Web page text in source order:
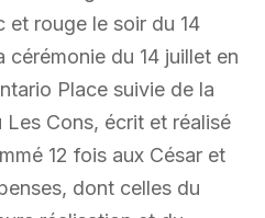
et rouge le soir du 14
cérémonie du 14 juillet en
Place suivie de la
Cons, écrit et réalisé
12 fois aux César et
dont celles du